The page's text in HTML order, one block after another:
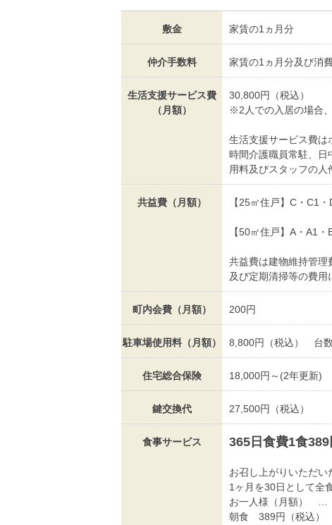
敷金 家賃の1ヵ月分
仲介手数料 家賃の1ヵ月分及び消
生活支援サービス費
（月額）
30,800円（税込）
※2人での入居の場合
生活支援サービス費は
時間介護職員常駐、日
用料及びスタッフの人
共益費（月額） 【25㎡住戸】C・C1
【50㎡住戸】A・A1
共益費は建物維持管理
及び定期清掃等の費用
町内会費（月額） 200円
駐車場使用料（月額） 8,800円（税込） 台
住宅総合保険 18,000円～(2年更新)
鍵交換代 27,500円（税込）
食事サービス 365日食費1食389
お召し上がりいただい
1ヶ月を30日として全
お一人様（月額） …
朝食 389円（税込